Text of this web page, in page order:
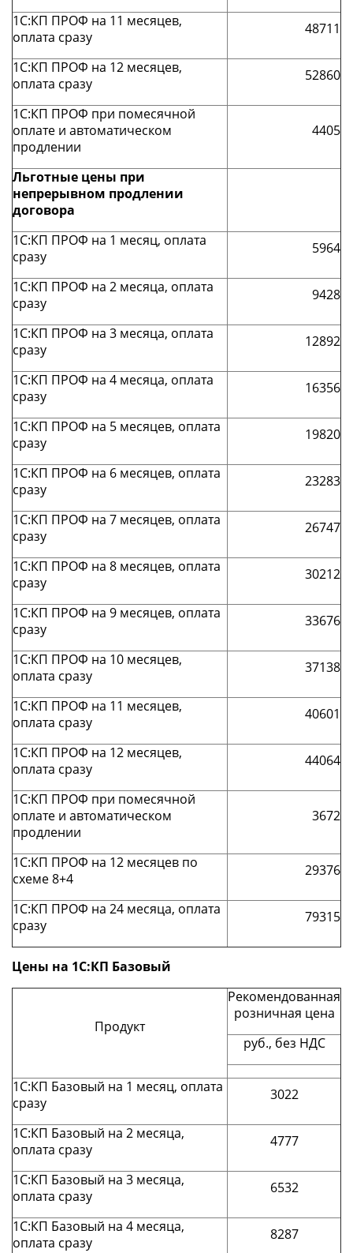
1С:КП ПРОФ на 11 месяцев,
оплата сразу
48711
1С:КП ПРОФ на 12 месяцев,
оплата сразу
52860
1С:КП ПРОФ при помесячной
оплате и автоматическом
продлении
4405
Льготные цены при
непрерывном продлении
договора
1С:КП ПРОФ на 1 месяц, оплата
сразу
5964
1С:КП ПРОФ на 2 месяца, оплата
сразу
9428
1С:КП ПРОФ на 3 месяца, оплата
сразу
12892
1С:КП ПРОФ на 4 месяца, оплата
сразу
16356
1С:КП ПРОФ на 5 месяцев, оплата
сразу
19820
1С:КП ПРОФ на 6 месяцев, оплата
сразу
23283
1С:КП ПРОФ на 7 месяцев, оплата
сразу
26747
1С:КП ПРОФ на 8 месяцев, оплата
сразу
30212
1С:КП ПРОФ на 9 месяцев, оплата
сразу
33676
1С:КП ПРОФ на 10 месяцев,
оплата сразу
37138
1С:КП ПРОФ на 11 месяцев,
оплата сразу
40601
1С:КП ПРОФ на 12 месяцев,
оплата сразу
44064
1С:КП ПРОФ при помесячной
оплате и автоматическом
продлении
3672
1С:КП ПРОФ на 12 месяцев по
схеме 8+4
29376
1С:КП ПРОФ на 24 месяца, оплата
сразу
79315
Цены на 1С:КП Базовый
Продукт
Рекомендованная
розничная цена
руб., без НДС
1С:КП Базовый на 1 месяц, оплата
сразу
3022
1С:КП Базовый на 2 месяца,
оплата сразу
4777
1С:КП Базовый на 3 месяца,
оплата сразу
6532
1С:КП Базовый на 4 месяца,
оплата сразу
8287